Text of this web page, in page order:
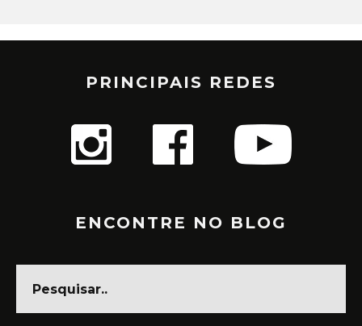
PRINCIPAIS REDES
ENCONTRE NO BLOG